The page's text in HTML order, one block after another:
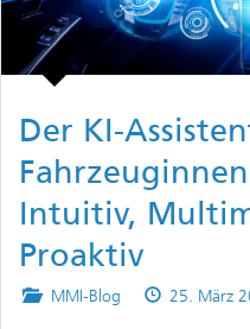
Der KI-
Intuitiv,
Proaktiv
Posted
MMI-Blog
Published
25. März